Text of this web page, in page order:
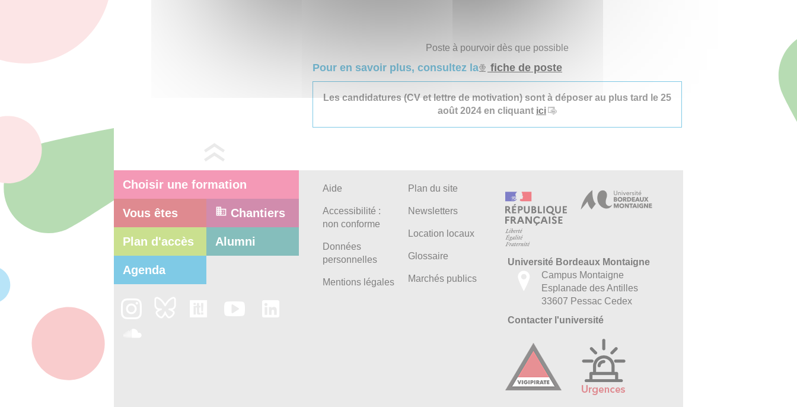
Poste à pourvoir dès que possible
Pour en savoir plus, consultez la fiche de poste
Les candidatures (CV et lettre de motivation) sont à déposer au plus tard le 25
août 2024 en cliquant ici
Choisir une formation
Vous êtes Chantiers
Plan d'accès Alumni
Agenda
Aide
Accessibilité :
non conforme
Données
personnelles
Mentions légales
Plan du site
Newsletters
Location locaux
Glossaire
Marchés publics
Université Bordeaux Montaigne
Campus Montaigne
Esplanade des Antilles
33607 Pessac Cedex
Contacter l'université